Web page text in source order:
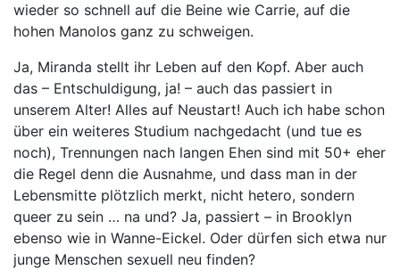
wieder so schnell auf die Beine wie Carrie, auf die
hohen Manolos ganz zu schweigen.
Ja, Miranda stellt ihr Leben auf den Kopf. Aber auch
das – Entschuldigung, ja! – auch das passiert in
unserem Alter! Alles auf Neustart! Auch ich habe schon
über ein weiteres Studium nachgedacht (und tue es
noch), Trennungen nach langen Ehen sind mit 50+ eher
die Regel denn die Ausnahme, und dass man in der
Lebensmitte plötzlich merkt, nicht hetero, sondern
queer zu sein … na und? Ja, passiert – in Brooklyn
ebenso wie in Wanne-Eickel. Oder dürfen sich etwa nur
junge Menschen sexuell neu finden?